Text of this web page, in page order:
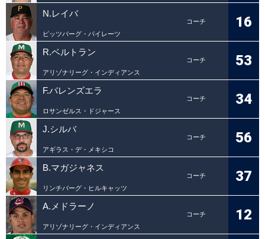
N.レイバ
コーチ
ピッツバーグ・パイレーツ
16
R.ベルトラン
コーチ
アリゾナリーグ・インディアンス
53
F.バレンズエラ
コーチ
ロサンゼルス・ドジャース
34
J.シルバ
コーチ
アギラス・デ・メキシコ
56
B.マガジャネス
コーチ
リンチバーグ・ヒルキャッツ
37
A.メドラーノ
コーチ
アリゾナリーグ・インディアンス
12